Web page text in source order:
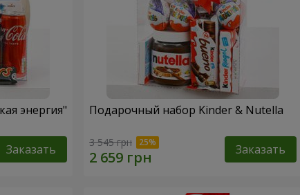
энергия"
Заказать
Подарочный набор Kinder & Nutella
3 545 грн Заказать